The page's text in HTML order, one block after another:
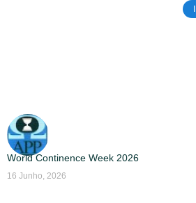
World Continence Week 2026
16 Junho, 2026